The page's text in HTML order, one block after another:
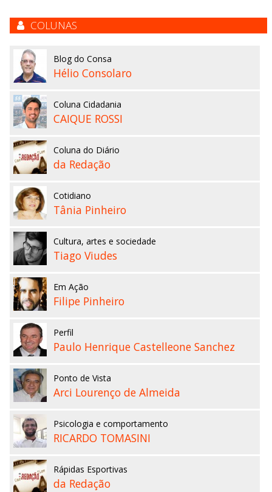
COLUNAS
Blog do Consa
Hélio Consolaro
Coluna Cidadania
CAIQUE ROSSI
Coluna do Diário
da Redação
Cotidiano
Tânia Pinheiro
Cultura, artes e sociedade
Tiago Viudes
Em Ação
Filipe Pinheiro
Perfil
Paulo Henrique Castelleone Sanchez
Ponto de Vista
Arci Lourenço de Almeida
Psicologia e comportamento
RICARDO TOMASINI
Rápidas Esportivas
da Redação